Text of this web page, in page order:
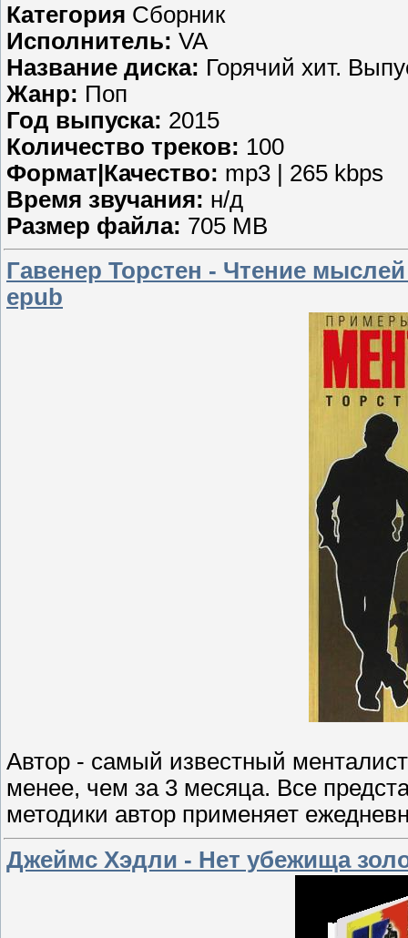
Категория Сборник
Исполнитель: VA
Название диска: Горячий хит.
Жанр: Поп
Год выпуска: 2015
Количество треков: 100
Формат|Качество: mp3 | 265 kbps
Время звучания: н/д
Размер файла: 705 MB
Гавенер Торстен - Чтение
epub
Автор - самый известный
менее, чем за 3 месяца. Все
методики автор применяет
Джеймс Хэдли - Нет убежища